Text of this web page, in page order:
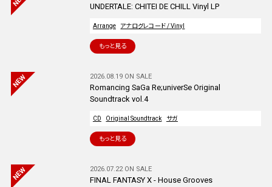
UNDERTALE: CHITEI DE CHILL Vinyl LP
Arrange アナログレコード / Vinyl
もっと見る
2026.08.19 ON SALE
Romancing SaGa Re;univerSe Original
Soundtrack vol.4
CD Original Soundtrack サガ
もっと見る
2026.07.22 ON SALE
FINAL FANTASY X - House Grooves